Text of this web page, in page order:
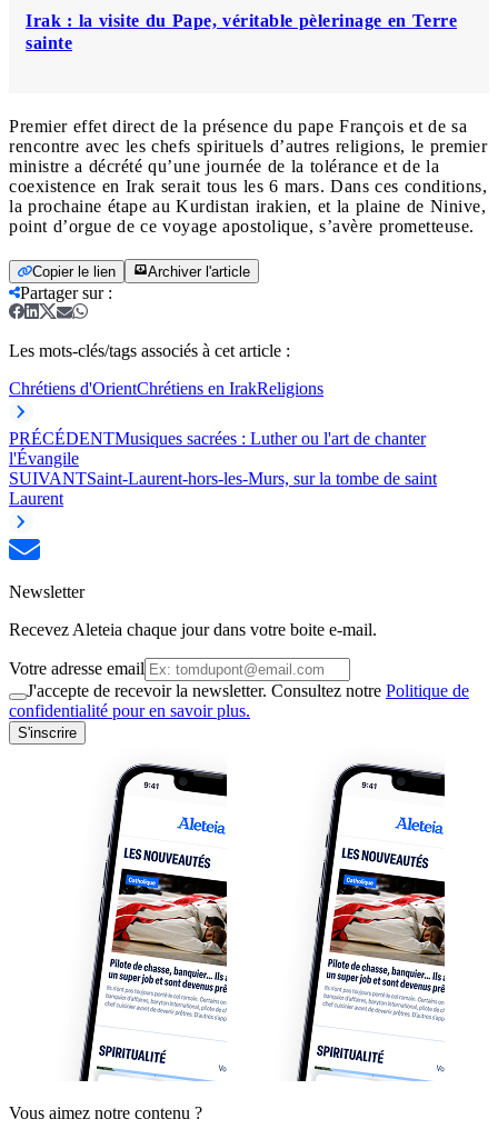
Irak : la visite du Pape, véritable pèlerinage en Terre
sainte
Premier effet direct de la présence du pape François et de sa
rencontre avec les chefs spirituels d’autres religions, le premier
ministre a décrété qu’une journée de la tolérance et de la
coexistence en Irak serait tous les 6 mars. Dans ces conditions,
la prochaine étape au Kurdistan irakien, et la plaine de Ninive,
point d’orgue de ce voyage apostolique, s’avère prometteuse.
Copier le lien Archiver l'article
Partager sur:
Les mots-clés/tags associés à cet article :
Chrétiens d'OrientChrétiens en IrakReligions
PRÉCÉDENTMusiques sacrées : Luther ou l'art de chanter
l'Évangile
SUIVANTSaint-Laurent-hors-les-Murs, sur la tombe de saint
Laurent
Newsletter
Recevez Aleteia chaque jour dans votre boite e-mail.
Votre adresse email
J'accepte de recevoir la newsletter. Consultez notre Politique de
confidentialité pour en savoir plus.
S'inscrire
Vous aimez notre contenu ?